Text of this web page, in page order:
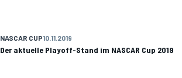
NASCAR CUP10.11.2019
Der aktuelle Playoff-Stand im NASCAR Cup 2019